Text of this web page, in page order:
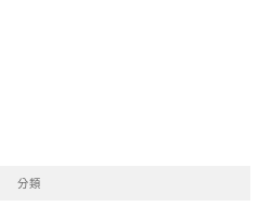
分類